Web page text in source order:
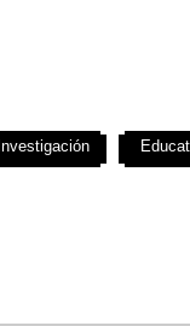
Investigación